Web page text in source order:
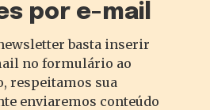
por e-mail
basta inserir
no formulário ao
respeitamos sua
enviaremos conteúdo